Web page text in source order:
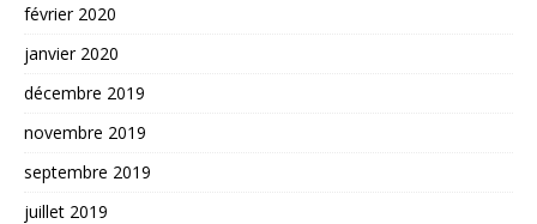
février 2020
janvier 2020
décembre 2019
novembre 2019
septembre 2019
juillet 2019